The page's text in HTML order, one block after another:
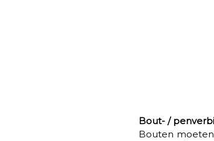
Bout- /
Bouten